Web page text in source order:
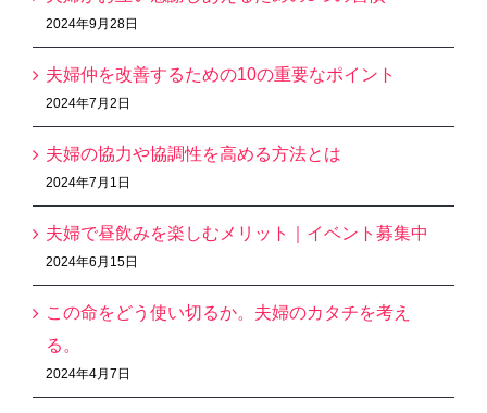
2024年9月28日
夫婦仲を改善するための10の重要なポイント
2024年7月2日
夫婦の協力や協調性を高める方法とは
2024年7月1日
夫婦で昼飲みを楽しむメリット｜イベント募集中
2024年6月15日
この命をどう使い切るか。夫婦のカタチを考え
る。
2024年4月7日